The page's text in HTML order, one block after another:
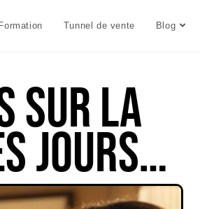
Formation Tunnel de vente Blog
sur la
jours…